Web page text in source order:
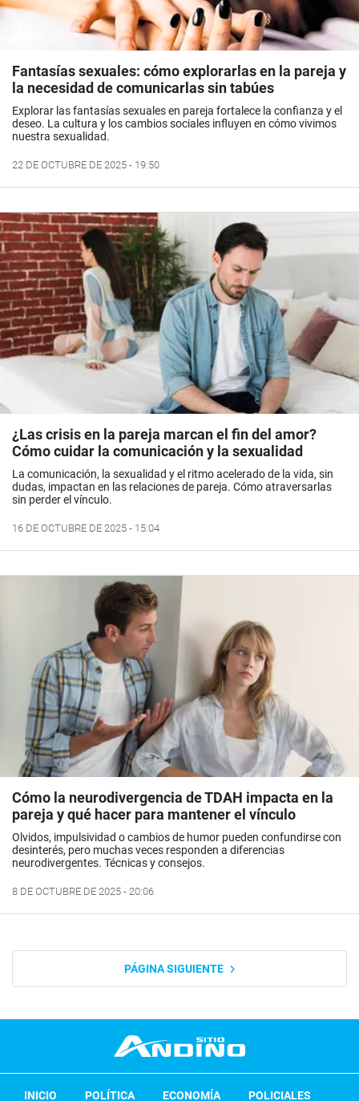
Fantasías sexuales: cómo explorarlas en la pareja y
la necesidad de comunicarlas sin tabúes
Explorar las fantasías sexuales en pareja fortalece la confianza y el
deseo. La cultura y los cambios sociales influyen en cómo vivimos
nuestra sexualidad.
22 DE OCTUBRE DE 2025 - 19:50
¿Las crisis en la pareja marcan el fin del amor?
Cómo cuidar la comunicación y la sexualidad
La comunicación, la sexualidad y el ritmo acelerado de la vida, sin
dudas, impactan en las relaciones de pareja. Cómo atraversarlas
sin perder el vínculo.
16 DE OCTUBRE DE 2025 - 15:04
Cómo la neurodivergencia de TDAH impacta en la
pareja y qué hacer para mantener el vínculo
Olvidos, impulsividad o cambios de humor pueden confundirse con
desinterés, pero muchas veces responden a diferencias
neurodivergentes. Técnicas y consejos.
8 DE OCTUBRE DE 2025 - 20:06
PÁGINA SIGUIENTE
INICIO POLÍTICA ECONOMÍA POLICIALES